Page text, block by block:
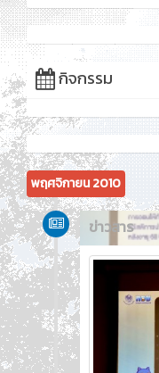
กิจกรรม
พฤศจิกายน 2010
ข่าวสาร